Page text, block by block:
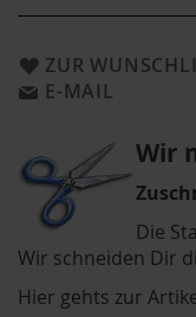
ZUR
E-MAIL
Wir
Die
Wir schneiden Dir
Hier gehts zur